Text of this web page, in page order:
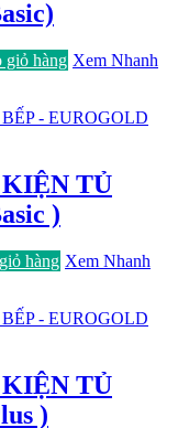
giỏ hàng Xem Nhanh
TỦ
)
hàng Xem Nhanh
TỦ
)